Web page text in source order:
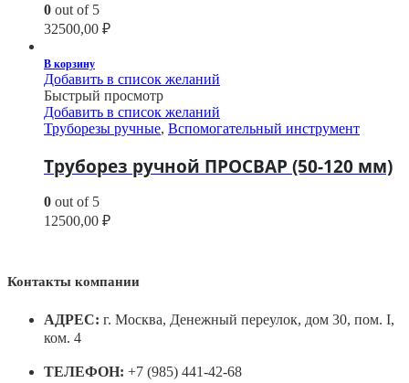
0 out of 5
32500,00 ₽
В корзину
Добавить в список желаний
Быстрый просмотр
Добавить в список желаний
Труборезы ручные, Вспомогательный инструмент
Труборез ручной ПРОСВАР (50-120 мм)
0 out of 5
12500,00 ₽
Контакты компании
АДРЕС: г. Москва, Денежный переулок, дом 30, пом. I,
ком. 4
ТЕЛЕФОН: +7 (985) 441-42-68